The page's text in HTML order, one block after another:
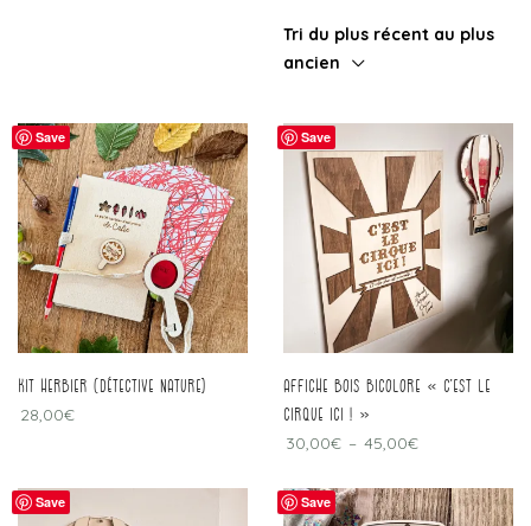
Tri du plus récent au plus
ancien
Save
kit herbier (détective nature)
28,00€
Save
affiche bois bicolore « c’est le
cirque ici ! »
30,00€ – 45,00€
Save Save